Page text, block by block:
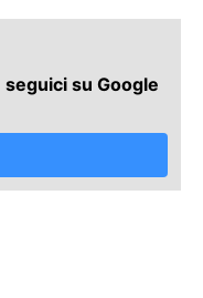
seguici su Google